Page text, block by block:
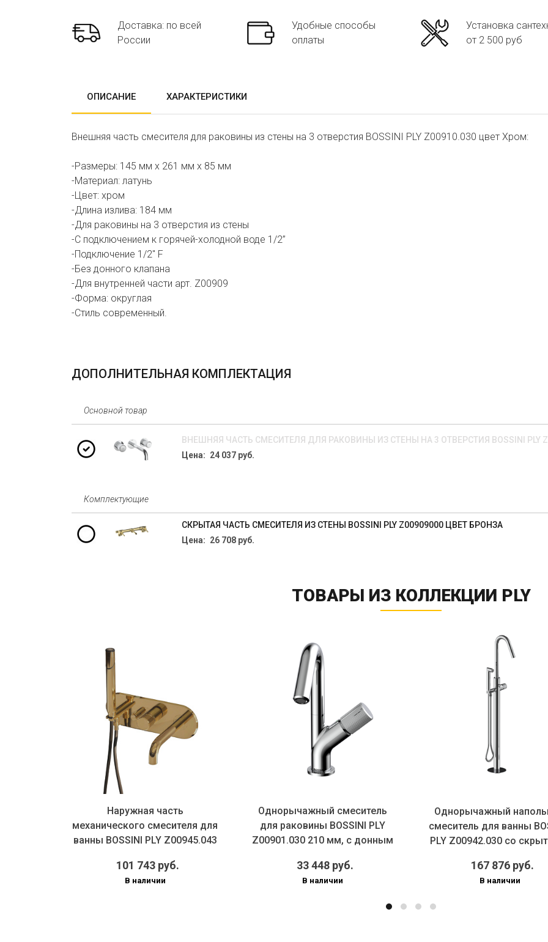
Доставка: по всей
России
Удобные способы
оплаты
Установка
от 2 500 руб
ОПИСАНИЕ ХАРАКТЕРИСТИКИ
Внешняя часть смесителя для раковины из стены на 3 отверстия BOSSINI PLY Z00910.030 цвет Хром:
-Размеры: 145 мм х 261 мм х 85 мм
-Материал: латунь
-Цвет: хром
-Длина излива: 184 мм
-Для раковины на 3 отверстия из стены
-С подключением к горячей-холодной воде 1/2”
-Подключение 1/2" F
-Без донного клапана
-Для внутренней части арт. Z00909
-Форма: округлая
-Стиль современный.
ДОПОЛНИТЕЛЬНАЯ КОМПЛЕКТАЦИЯ
Основной товар
ВНЕШНЯЯ ЧАСТЬ СМЕСИТЕЛЯ ДЛЯ РАКОВИНЫ ИЗ СТЕНЫ НА 3 ОТВЕРСТИЯ BOSSINI PLY
Цена: 24 037 руб.
Комплектующие
СКРЫТАЯ ЧАСТЬ СМЕСИТЕЛЯ ИЗ СТЕНЫ BOSSINI PLY Z00909000 ЦВЕТ БРОНЗА
Цена: 26 708 руб.
ТОВАРЫ ИЗ КОЛЛЕКЦИИ PLY
Наружная часть
механического смесителя для
ванны BOSSINI PLY Z00945.043
101 743 руб.
В наличии
Однорычажный смеситель
для раковины BOSSINI PLY
Z00901.030 210 мм, с донным
33 448 руб.
В наличии
Однорычажный
смеситель для ванны
PLY Z00942.030 со
167 876 руб.
В наличии